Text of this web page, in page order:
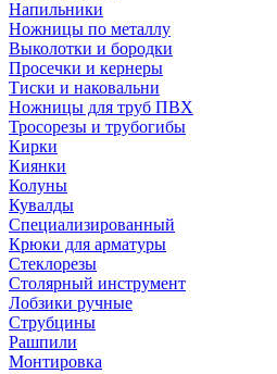
Напильники
Ножницы по металлу
Выколотки и бородки
Просечки и кернеры
Тиски и наковальни
Ножницы для труб ПВХ
Тросорезы и трубогибы
Кирки
Киянки
Колуны
Кувалды
Специализированный
Крюки для арматуры
Стеклорезы
Столярный инструмент
Лобзики ручные
Струбцины
Рашпили
Монтировка